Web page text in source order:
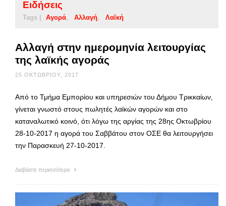
Ειδήσεις
Tags | Αγορά Αλλαγή Λαϊκή
Αλλαγή στην ημερομηνία λειτουργίας
της λαϊκής αγοράς
25 ΟΚΤΩΒΡΊΟΥ, 2017
Από το Τμήμα Εμπορίου και υπηρεσιών του Δήμου Τρικκαίων,
γίνεται γνωστό στους πωλητές λαϊκών αγορών και στο
καταναλωτικό κοινό, ότι λόγω της αργίας της 28ης Οκτωβρίου
28-10-2017 η αγορά του Σαββάτου στον ΟΣΕ θα λειτουργήσει
την Παρασκευή 27-10-2017.
Διαβάστε περισσότερα